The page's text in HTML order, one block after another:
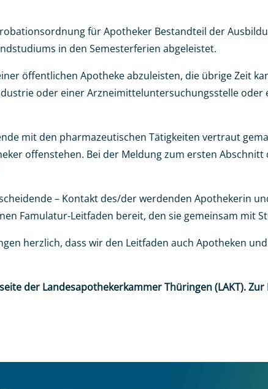
für Apotheker Bestandteil der
in den Semesterferien abgeleistet.
öffentlichen Apotheke abzuleisten, die übrige Zeit
oder einer Arzneimitteluntersuchungsstelle
mit den pharmazeutischen Tätigkeiten vertraut
offenstehen. Bei der Meldung zum ersten
– Kontakt des/der werdenden Apothekerin
Famulatur-Leitfaden bereit, den sie gemeinsam mit
herzlich, dass wir den Leitfaden auch Apotheken
der Landesapothekerkammer Thüringen (LAKT).